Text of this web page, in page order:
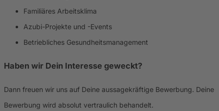
Familiäres Arbeitsklima
Azubi-Projekte und -Events
Betriebliches Gesundheitsmanagement
Haben wir Dein Interesse geweckt?
Dann freuen wir uns auf Deine aussagekräftige Bewerbung. Deine
Bewerbung wird absolut vertraulich behandelt.